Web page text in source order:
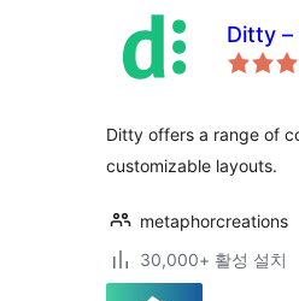
Ditty
Ditty offers a range of
customizable layouts.
metaphorcreations
30,000+ 활성 설치